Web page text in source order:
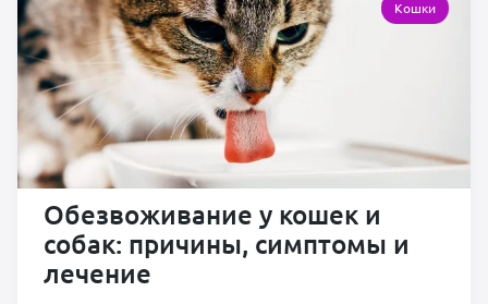
Обезвоживание у кошек и
собак: причины, симптомы и
лечение
Кошки